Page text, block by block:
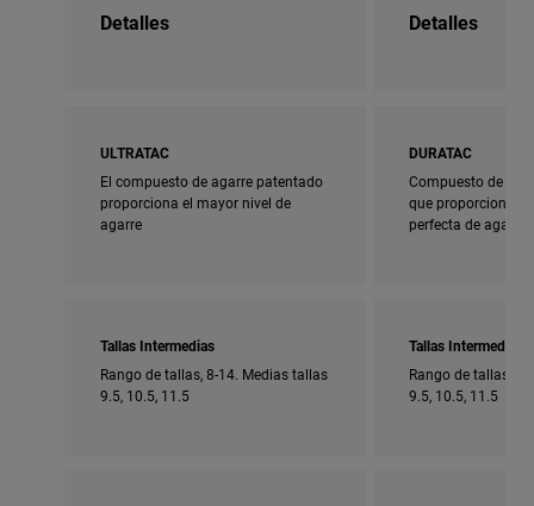
Detalles Detalles
ULTRATAC
El compuesto de agarre patentado
proporciona el mayor nivel de
agarre
DURATAC
Compuesto de
que proporciona
perfecta de agarre
Tallas Intermedias
Rango de tallas, 8-14. Medias tallas
9.5, 10.5, 11.5
Tallas Intermedias
Rango de tallas,
9.5, 10.5, 11.5